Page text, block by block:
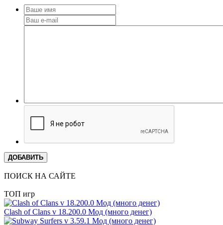
ДОБАВИТЬ
ПОИСК НА САЙТЕ
ТОП игр
Clash of Clans v 18.200.0 Мод (много денег)